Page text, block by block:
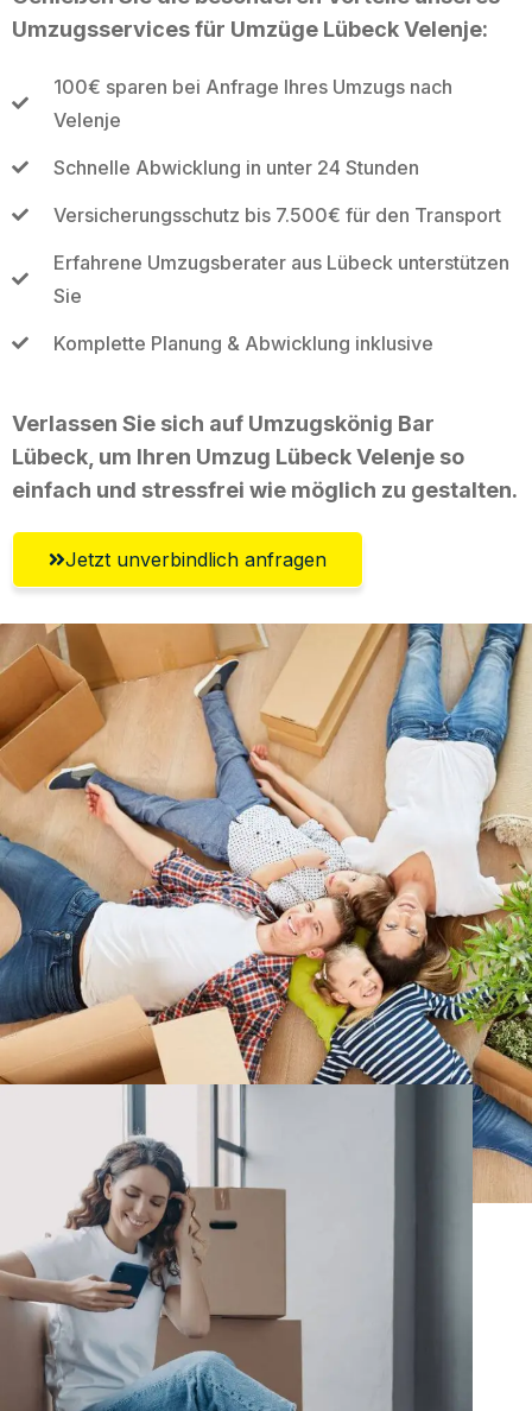
Umzugsservices für Umzüge Lübeck Velenje:
100€ sparen bei Anfrage Ihres Umzugs nach
Velenje
Schnelle Abwicklung in unter 24 Stunden
Versicherungsschutz bis 7.500€ für den Transport
Erfahrene Umzugsberater aus Lübeck unterstützen
Sie
Komplette Planung & Abwicklung inklusive
Verlassen Sie sich auf Umzugskönig Bar
Lübeck, um Ihren Umzug Lübeck Velenje so
einfach und stressfrei wie möglich zu gestalten.
Jetzt unverbindlich anfragen